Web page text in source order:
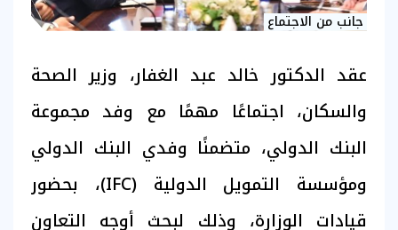
جانب من الاجتماع
عقد الدكتور خالد عبد الغفار، وزير الصحة
والسكان، اجتماعًا مهمًا مع وفد مجموعة
البنك الدولي، متضمنًا وفدي البنك الدولي
ومؤسسة التمويل الدولية (IFC)، بحضور
قيادات الوزارة، وذلك لبحث أوجه التعاون